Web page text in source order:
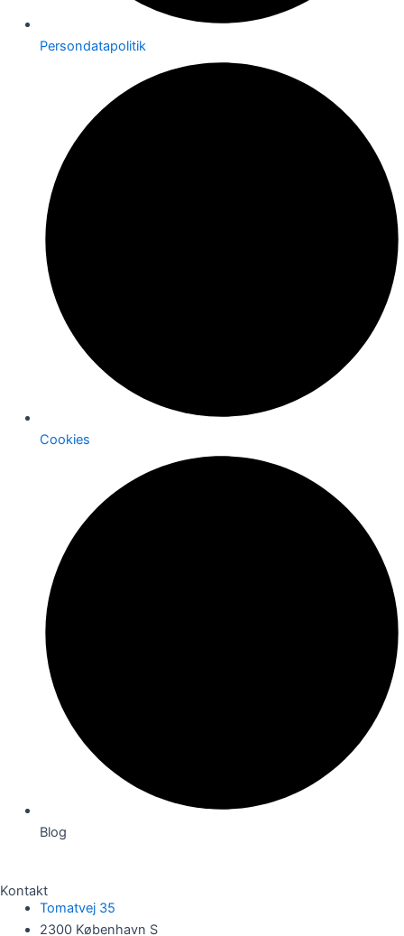
Persondatapolitik
Cookies
Blog
Kontakt
Tomatvej 35
2300 København S